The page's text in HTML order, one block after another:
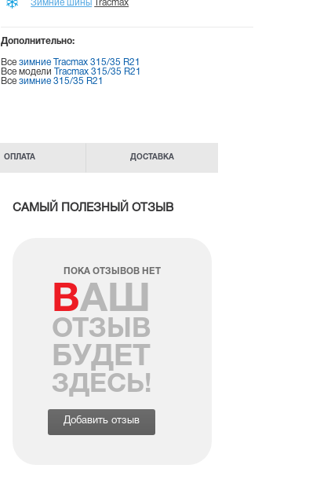
Зимние шины Tracmax
Дополнительно:
Всезимние Tracmax 315/35 R21
Все модели
Tracmax 315/35 R21
Всезимние 315/35 R21
ОПЛАТА ДОСТАВКА
САМЫЙ ПОЛЕЗНЫЙ ОТЗЫВ
ПОКА ОТЗЫВОВ НЕТ
ВАШ
ОТЗЫВ
БУДЕТ
ЗДЕСЬ!
Добавить отзыв